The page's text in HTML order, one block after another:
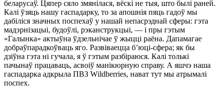
беларусаў. Цяпер сяло змянілася, вёскі не тыя, што былі раней.
Калі ўзяць нашу гаспадарку, то за апошнія пяць гадоў мы
дабіліся значных поспехаў у нашай непасрэднай сферы: гэта
мадэрнізацыі, будоўлі, рэканструкцыі, — і пры гэтым
«Галынка» актыўна ўдзельнічае ў жыцці раёна. Дапамагае
добраўпарадкоўваць яго. Развіваецца б’юці-сфера; як бы
дзіўна гэта ні гучала, я ў гэтым разбіраюся. Калі толькі
пачынаў працаваць, асвоіў манікюрную справу. А яшчэ наша
гаспадарка адкрыла ПВЗ Wіldberrіes, нават тут мы атрымалі
поспех.